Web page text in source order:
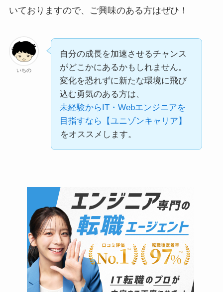
いておりますので、ご興味のある方はぜひ！
いちの
自分の成長を加速させるチャンス
がどこかにあるかもしれません。
変化を恐れずに新たな環境に飛び
込む勇気のある方は、
未経験からIT・Webエンジニアを
目指すなら【ユニゾンキャリア】
をオススメします。